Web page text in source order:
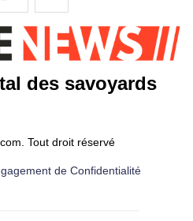
des savoyards
Tout droit réservé
de Confidentialité